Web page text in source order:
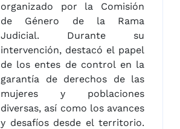
organizado por la Comisión
de Género de la Rama
Judicial. Durante su
intervención, destacó el papel
de los entes de control en la
garantía de derechos de las
mujeres y poblaciones
diversas, así como los avances
y desafíos desde el territorio.